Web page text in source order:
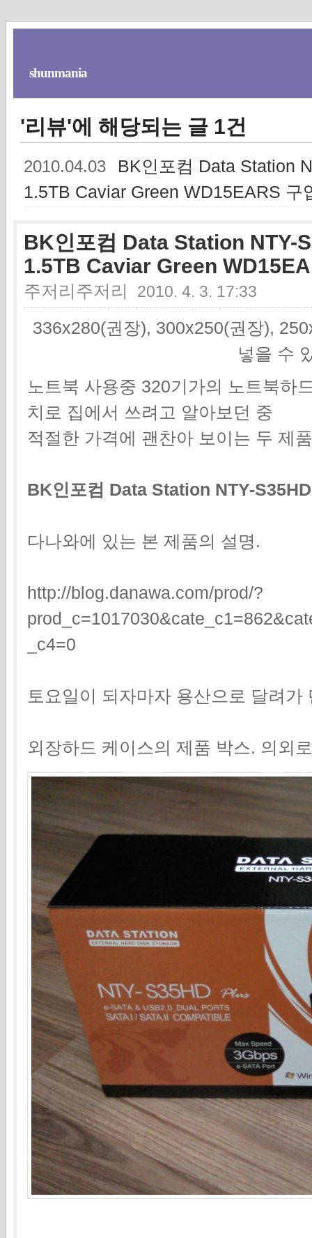
shunmania
'리뷰'에 해당되는 글 1건
2010.04.03
BK인포컴 Data Station
1.5TB Caviar Green WD15EARS 구
BK인포컴 Data Station NTY-
1.5TB Caviar Green
주저리주저리 2010. 4. 3. 17:33
336x280(권장), 300x250(권장),
넣을 수
노트북 사용중 320기가의 노트북하
치로 집에서 쓰려고 알아보던 중
적절한 가격에 괜찬아 보이는 두 제
BK인포컴 Data Station NTY-
다나와에 있는 본 제품의 설명.
http://blog.danawa.com/prod/?
_c4=0
토요일이 되자마자 용산으로 달려
외장하드 케이스의 제품 박스. 의외